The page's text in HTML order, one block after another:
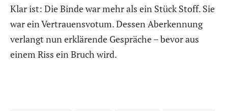
Klar ist: Die Binde war mehr als ein Stück Stoff. Sie
war ein Vertrauensvotum. Dessen Aberkennung
verlangt nun erklärende Gespräche – bevor aus
einem Riss ein Bruch wird.